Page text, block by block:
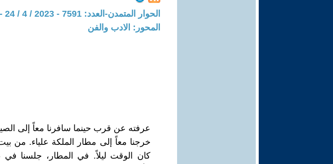
الحوار المتمدن-العدد: 7591 - 2023 / 4 / 24 - 14:15
المحور: الادب والفن
عرفته عن قرب حينما سافرنا معاً إلى الصين
خرجنا معاً إلى مطار الملكة علياء. من
كان الوقت ليلاً. في المطار، جلسنا